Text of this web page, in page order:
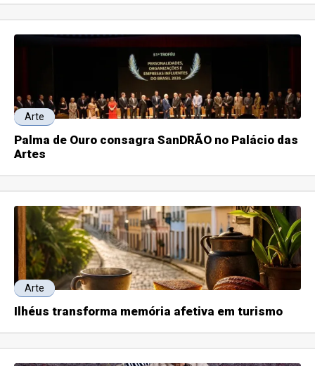
Arte
Palma de Ouro consagra SanDRÃO no Palácio das
Artes
Arte
Ilhéus transforma memória afetiva em turismo